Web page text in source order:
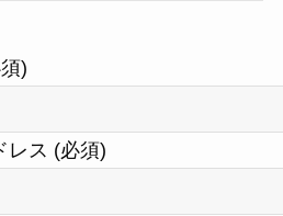
)
レス (必須)